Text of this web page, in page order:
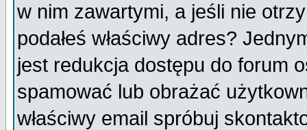
w nim zawartymi, a jeśli nie
podałeś właściwy adres?
jest redukcja dostępu do forum
spamować lub obrażać
właściwy email spróbuj